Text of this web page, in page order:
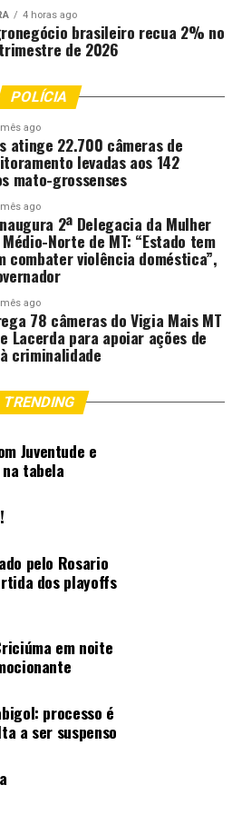
4 horas ago
brasileiro recua 2% no
de 2026
POLÍCIA
ago
atinge 22.700 câmeras de
levadas aos 142
mato-grossenses
ago
2ª Delegacia da Mulher
Norte de MT: “Estado tem
combater violência doméstica”,
ago
78 câmeras do Vigia Mais MT
Lacerda para apoiar ações de
criminalidade
TRENDING
Juventude e
tabela
pelo Rosario
dos playoffs
em noite
processo é
a ser suspenso